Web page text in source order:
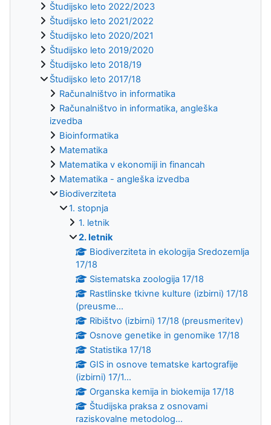
Študijsko leto 2022/2023
Študijsko leto 2021/2022
Študijsko leto 2020/2021
Študijsko leto 2019/2020
Študijsko leto 2018/19
Študijsko leto 2017/18
Računalništvo in informatika
Računalništvo in informatika, angleška
izvedba
Bioinformatika
Matematika
Matematika v ekonomiji in financah
Matematika - angleška izvedba
Biodiverziteta
1. stopnja
1. letnik
2. letnik
Biodiverziteta in ekologija Sredozemlja
17/18
Sistematska zoologija 17/18
Rastlinske tkivne kulture (izbirni) 17/18
(preusme...
Ribištvo (izbirni) 17/18 (preusmeritev)
Osnove genetike in genomike 17/18
Statistika 17/18
GIS in osnove tematske kartografije
(izbirni) 17/1...
Organska kemija in biokemija 17/18
Študijska praksa z osnovami
raziskovalne metodolog...